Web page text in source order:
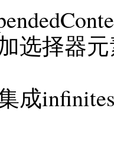
选择器
成